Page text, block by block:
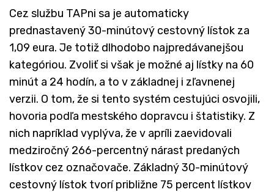
Cez službu TAPni sa je automaticky
prednastavený 30-minútový cestovný lístok za
1,09 eura. Je totiž dlhodobo najpredávanejšou
kategóriou. Zvoliť si však je možné aj lístky na 60
minút a 24 hodín, a to v základnej i zľavnenej
verzii. O tom, že si tento systém cestujúci osvojili,
hovoria podľa mestského dopravcu i štatistiky. Z
nich napríklad vyplýva, že v apríli zaevidovali
medziročný 266-percentný nárast predaných
lístkov cez označovače. Základný 30-minútový
cestovný lístok tvorí približne 75 percent lístkov